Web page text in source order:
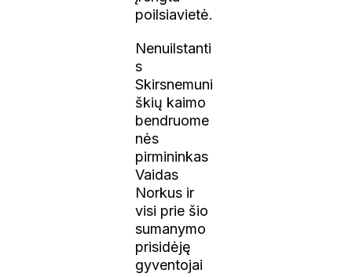
poilsiavietė.
Nenuilstanti
s
Skirsnemuni
škių kaimo
bendruome
nės
pirmininkas
Vaidas
Norkus ir
visi prie šio
sumanymo
prisidėję
gyventojai